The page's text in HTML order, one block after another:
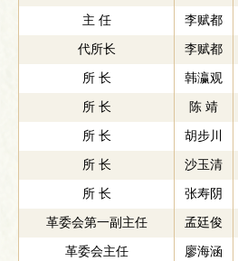
主 任
李赋都
代所长
李赋都
所 长
韩瀛观
所 长
陈 靖
所 长
胡步川
所 长
沙玉清
所 长
张寿阴
革委会第一副主任
孟廷俊
革委会主任
廖海涵